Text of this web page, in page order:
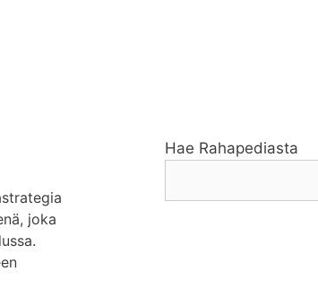
joka
Hae Rahapediasta